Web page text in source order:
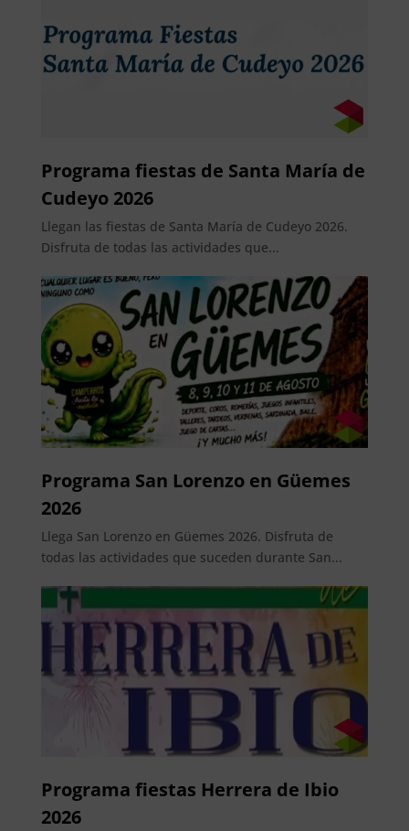
Programa fiestas de Santa María de
Cudeyo 2026
Llegan las fiestas de Santa María de Cudeyo 2026.
Disfruta de todas las actividades que...
Programa San Lorenzo en Güemes
2026
Llega San Lorenzo en Güemes 2026. Disfruta de
todas las actividades que suceden durante San...
Programa fiestas Herrera de Ibio
2026